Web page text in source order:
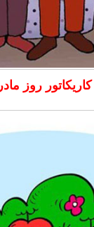
کاریکاتور روز مادر